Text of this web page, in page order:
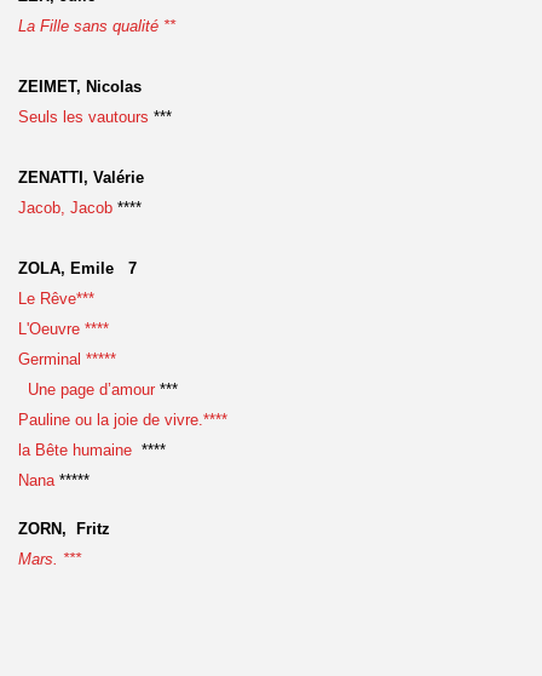
La Fille sans qualité **
ZEIMET, Nicolas
Seuls les vautours ***
ZENATTI, Valérie
Jacob, Jacob ****
ZOLA, Emile 7
Le Rêve***
L'Oeuvre ****
Germinal *****
Une page d’amour ***
Pauline ou la joie de vivre.****
la Bête humaine ****
Nana*****
ZORN, Fritz
Mars. ***